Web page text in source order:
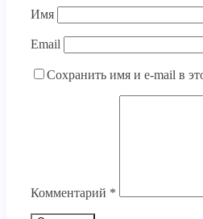
Имя
Email
Сохранить имя и e-mail в
Комментарий *